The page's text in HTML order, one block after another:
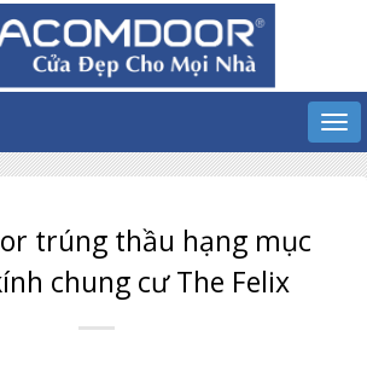
trúng thầu hạng mục
chung cư The Felix